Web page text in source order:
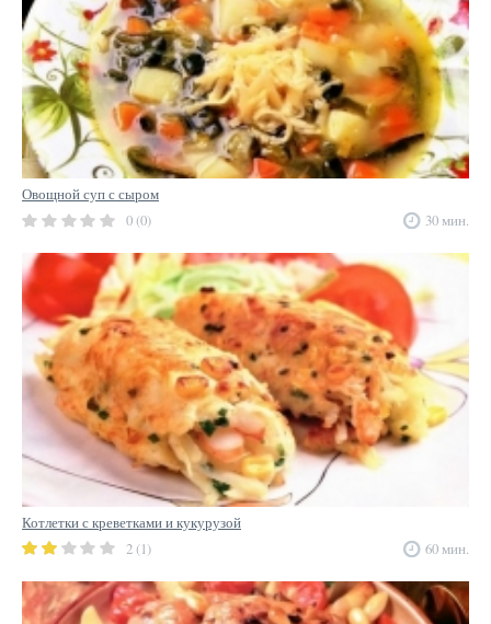
Овощной суп с сыром
0 (0)
30 мин.
Котлетки с креветками и кукурузой
2 (1)
60 мин.